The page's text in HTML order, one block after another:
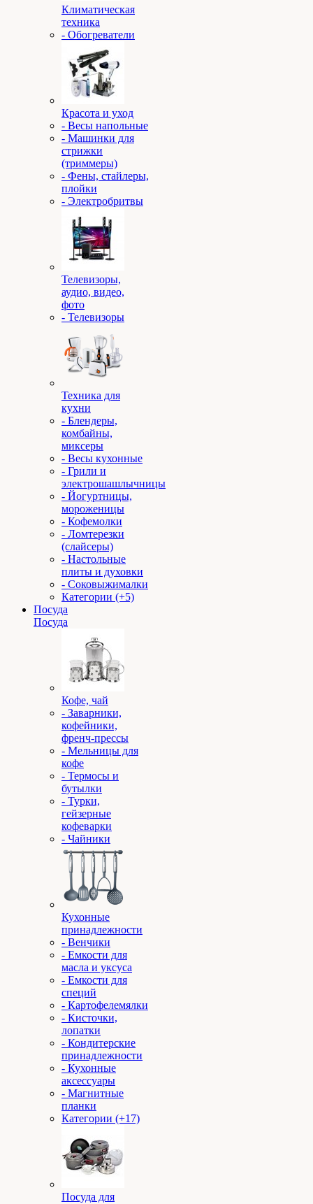
Климатическая
техника
- Обогреватели
Красота и уход
- Весы напольные
- Машинки для
стрижки
(триммеры)
- Фены, стайлеры,
плойки
- Электробритвы
Телевизоры,
аудио, видео,
фото
- Телевизоры
Техника для
кухни
- Блендеры,
комбайны,
миксеры
- Весы кухонные
- Грили и
электрошашлычницы
- Йогуртницы,
мороженицы
- Кофемолки
- Ломтерезки
(слайсеры)
- Настольные
плиты и духовки
- Соковыжималки
Категории (+5)
Посуда
Посуда
Кофе, чай
- Заварники,
кофейники,
френч-прессы
- Мельницы для
кофе
- Термосы и
бутылки
- Турки,
гейзерные
кофеварки
- Чайники
Кухонные
принадлежности
- Венчики
- Емкости для
масла и уксуса
- Емкости для
специй
- Картофелемялки
- Кисточки,
лопатки
- Кондитерские
принадлежности
- Кухонные
аксессуары
- Магнитные
планки
Категории (+17)
Посуда для